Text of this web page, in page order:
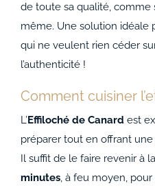
de toute sa qualité, comme
même. Une solution idéale
qui ne veulent rien céder
l’authenticité !
Comment cuisiner
L’Effiloché de Canard est
préparer tout en offrant une
Il suffit de le faire revenir à
minutes, à feu moyen,